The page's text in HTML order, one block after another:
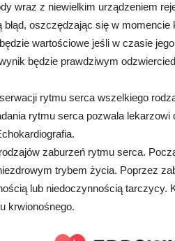
wraz z niewielkim urządzeniem
błąd, oszczędzając się w
wartościowe jeśli w czasie
będzie prawdziwym
rytmu serca wszelkiego
rytmu serca pozwala lekarzowi
zaburzeń rytmu serca.
trybem życia. Poprzez
lub niedoczynnością
krwionośnego.